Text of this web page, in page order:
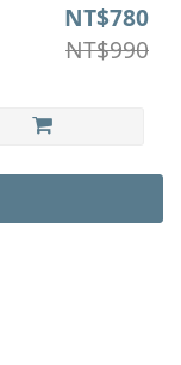
NT$780
NT$990